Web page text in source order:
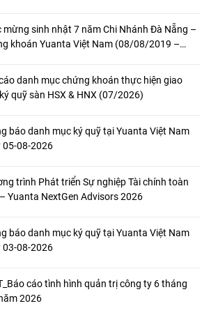
mừng sinh nhật 7 năm Chi Nhánh Đà Nẵng –
khoán Yuanta Việt Nam (08/08/2019 –
danh mục chứng khoán thực hiện giao
quỹ sàn HSX & HNX (07/2026)
báo danh mục ký quỹ tại Yuanta Việt Nam
05-08-2026
trình Phát triển Sự nghiệp Tài chính toàn
Yuanta NextGen Advisors 2026
báo danh mục ký quỹ tại Yuanta Việt Nam
03-08-2026
cáo tình hình quản trị công ty 6 tháng
2026